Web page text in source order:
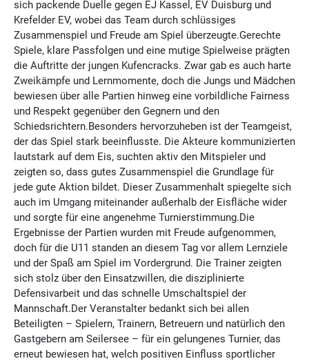
sich packende Duelle gegen EJ Kassel, EV Duisburg und
Krefelder EV, wobei das Team durch schlüssiges
Zusammenspiel und Freude am Spiel überzeugte.Gerechte
Spiele, klare Passfolgen und eine mutige Spielweise prägten
die Auftritte der jungen Kufencracks. Zwar gab es auch harte
Zweikämpfe und Lernmomente, doch die Jungs und Mädchen
bewiesen über alle Partien hinweg eine vorbildliche Fairness
und Respekt gegenüber den Gegnern und den
Schiedsrichtern.Besonders hervorzuheben ist der Teamgeist,
der das Spiel stark beeinflusste. Die Akteure kommunizierten
lautstark auf dem Eis, suchten aktiv den Mitspieler und
zeigten so, dass gutes Zusammenspiel die Grundlage für
jede gute Aktion bildet. Dieser Zusammenhalt spiegelte sich
auch im Umgang miteinander außerhalb der Eisfläche wider
und sorgte für eine angenehme Turnierstimmung.Die
Ergebnisse der Partien wurden mit Freude aufgenommen,
doch für die U11 standen an diesem Tag vor allem Lernziele
und der Spaß am Spiel im Vordergrund. Die Trainer zeigten
sich stolz über den Einsatzwillen, die disziplinierte
Defensivarbeit und das schnelle Umschaltspiel der
Mannschaft.Der Veranstalter bedankt sich bei allen
Beteiligten – Spielern, Trainern, Betreuern und natürlich den
Gastgebern am Seilersee – für ein gelungenes Turnier, das
erneut bewiesen hat, welch positiven Einfluss sportlicher